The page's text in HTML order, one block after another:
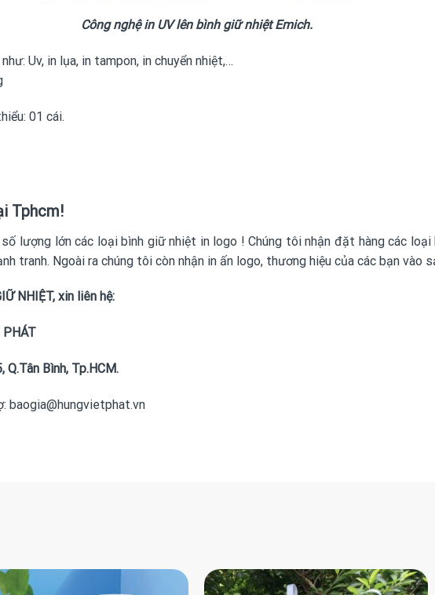
Công nghệ in UV lên bình giữ nhiệt Emich.
Uv, in lụa, in tampon, in chuyển nhiệt,…
01 cái.
Tphcm!
số lượng lớn các loạibình giữ nhiệt in logo ! Chúng tôi nhận đặt hàng các loại
tranh. Ngoài ra chúng tôi còn nhận in ấn logo, thương hiệu của các bạn vào
NHIỆT, xin liên hệ:
PHÁT
Bình, Tp.HCM.